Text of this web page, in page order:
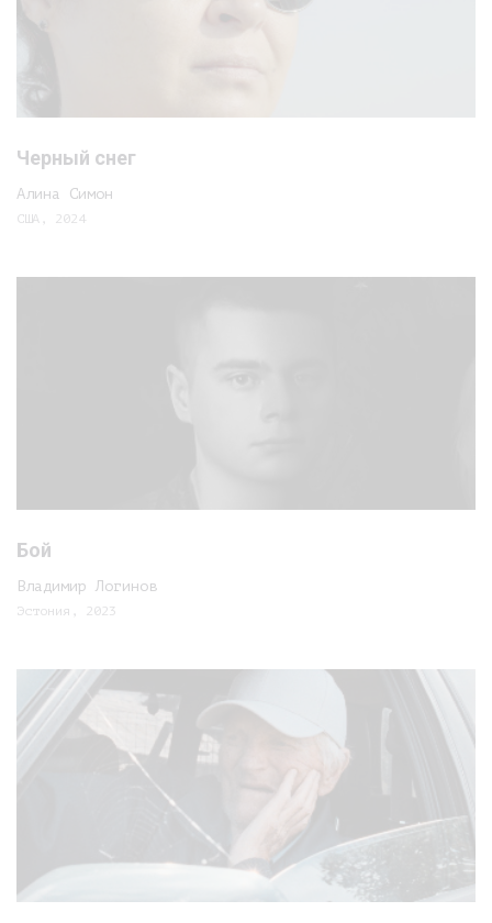
Черный снег
Алина Симон
США, 2024
Бой
Владимир Логинов
Эстония, 2023